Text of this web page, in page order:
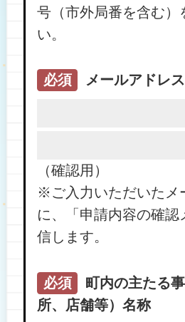
号（市外局番を含む）
い。
必須 メールアドレス
（確認用）
※ご入力いただいたメ
に、「申請内容の確認
信します。
必須
町内の主たる
所、店舗等）名称